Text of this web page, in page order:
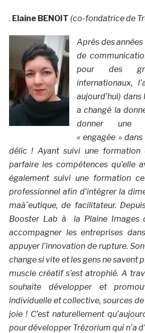
. Elaine BENOIT (co-fondatrice de
Après des
de
pour des
internationaux,
aujourd’hui)
a changé la
donner une
« engagée »
délic ! Ayant suivi une formation
parfaire les compétences qu’elle
également suivi une formation
professionnel afin d’intégrer la
maà¯eutique, de facilitateur.
Booster Lab à la Plaine Images
accompagner les entreprises
appuyer l’innovation de rupture.
change si vite et les gens ne savent
muscle créatif s’est atrophié. A
souhaite développer et
individuelle et collective, sources
joie ! C’est naturellement
pour développer Trézorium qui n’a